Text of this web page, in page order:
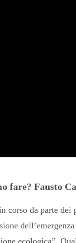
fare? Fausto
corso da parte